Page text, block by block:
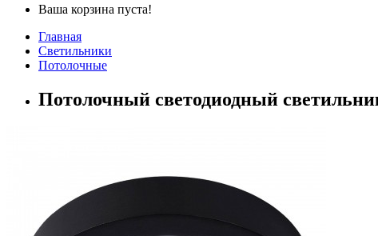
Ваша корзина пуста!
Главная
Светильники
Потолочные
Потолочный светодиодный